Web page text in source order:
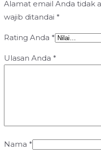
Alamat email Anda tidak
wajib ditandai *
Rating Anda *
Ulasan Anda *
Nama *